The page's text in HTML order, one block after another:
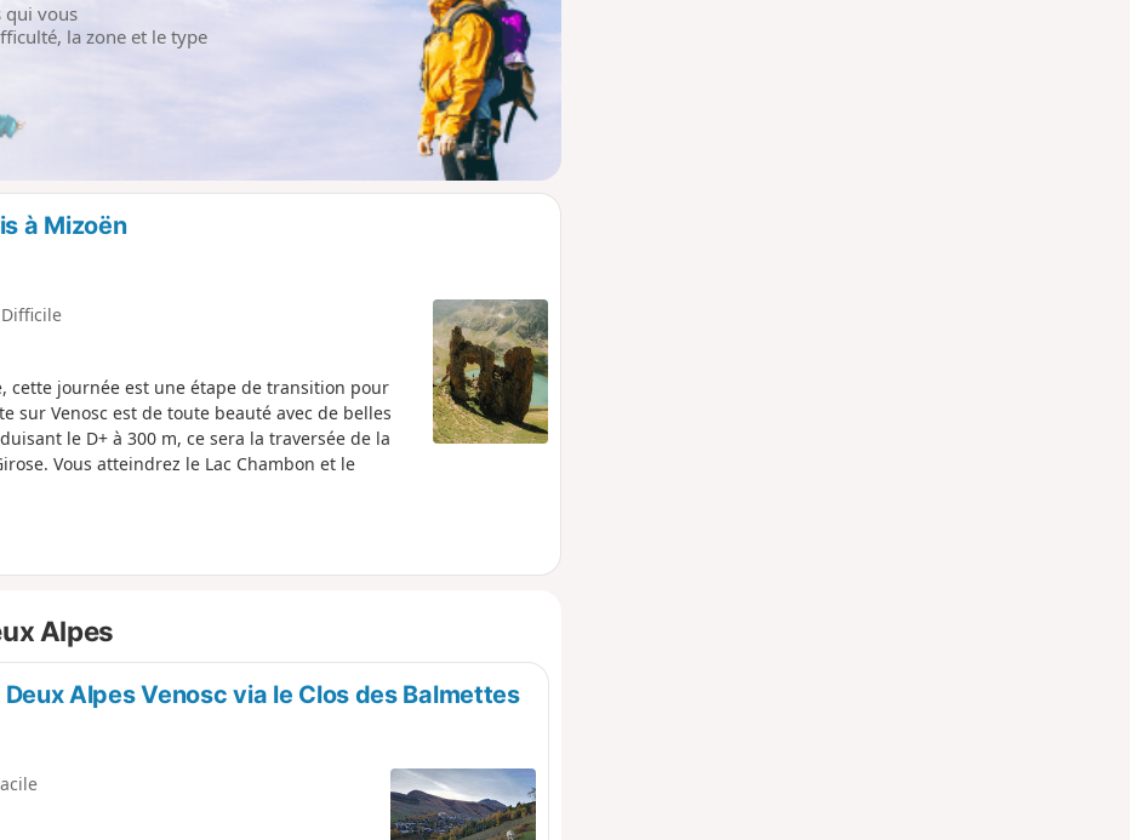
qui vous
la zone et le type
à Mizoën
Difficile
journée est une étape de transition pour
sur Venosc est de toute beauté avec de belles
le D+ à 300 m, ce sera la traversée de la
Vous atteindrez le Lac Chambon et le
Alpes
Alpes Venosc via le Clos des Balmettes